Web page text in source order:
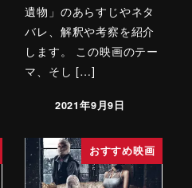
遺物」のあらすじやネタ
バレ、解釈や考察を紹介
します。 この映画のテー
マ、そし […]
2021年9月9日
おすすめ映画